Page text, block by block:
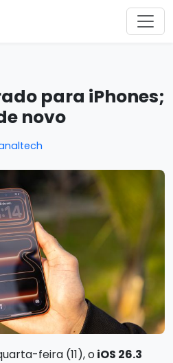
para iPhones;
novo
feira (11), oiOS 26.3